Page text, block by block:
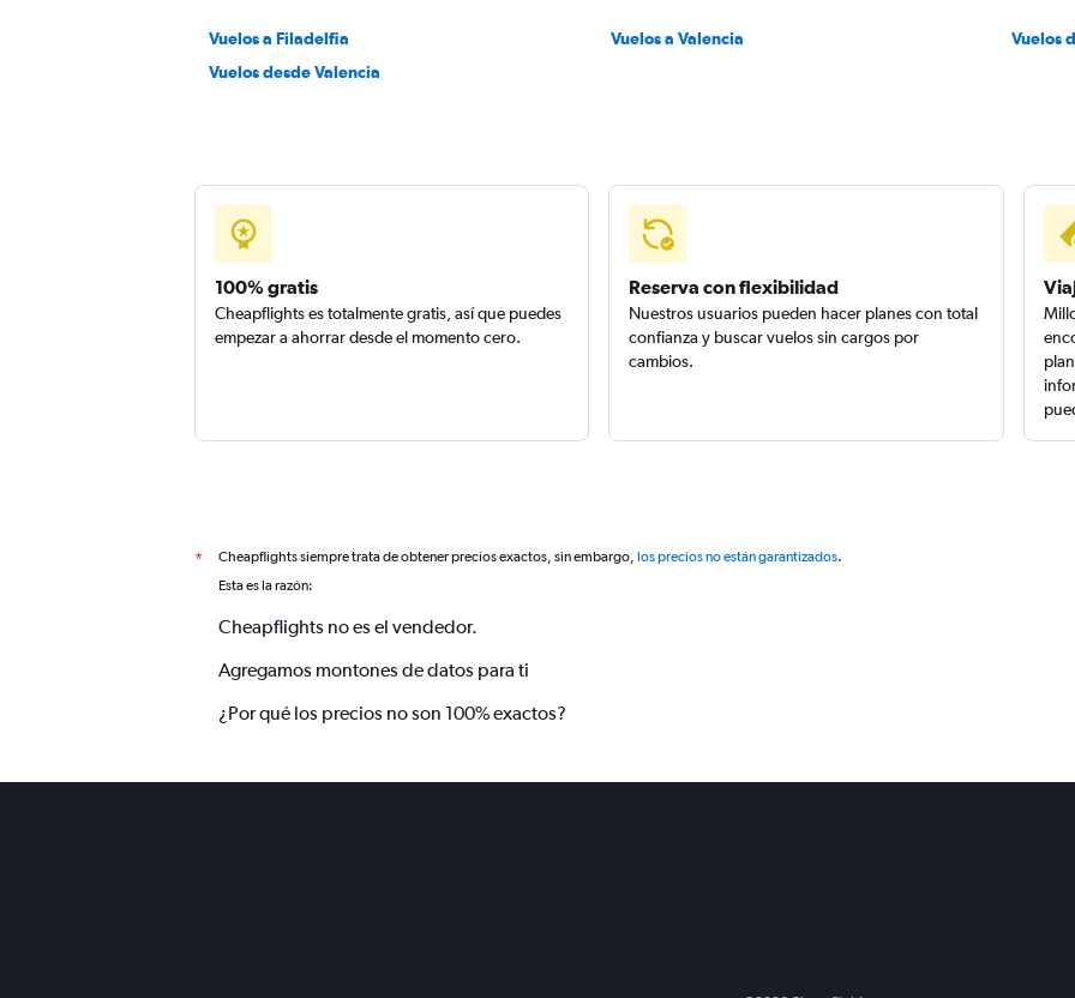
Vuelos a Filadelfia Vuelos a Valencia
Vuelos
Vuelos desde Valencia
100% gratis
Cheapflights es totalmente gratis, así que puedes
empezar a ahorrar desde el momento cero.
Reserva con flexibilidad
Nuestros usuarios pueden hacer planes con total
confianza y buscar vuelos sin cargos por
cambios.
* Cheapflights siempre trata de obtener precios exactos, sin embargo, los precios no están garantizados.
Esta es la razón:
Cheapflights no es el vendedor.
Agregamos montones de datos para ti
¿Por qué los precios no son 100% exactos?